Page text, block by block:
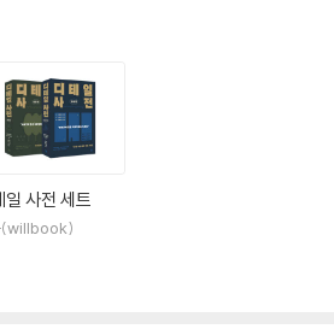
일 사전 세트
(willbook)